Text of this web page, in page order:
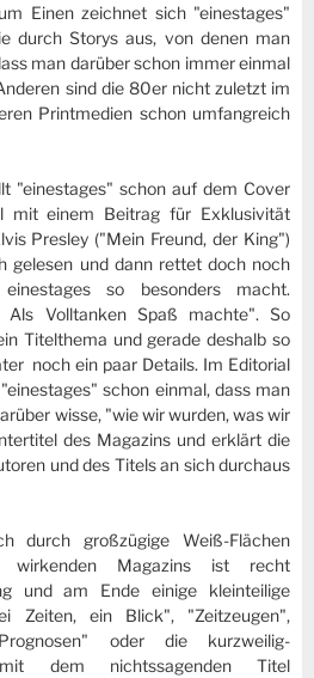
Einen zeichnet sich "einestages"
durch Storys aus, von denen man
man darüber schon immer einmal
sind die 80er nicht zuletzt im
Printmedien schon umfangreich
"einestages" schon auf dem Cover
mit einem Beitrag für Exklusivität
Presley ("Mein Freund, der King")
gelesen und dann rettet doch noch
so besonders macht.
Als Volltanken Spaß machte". So
Titelthema und gerade deshalb so
noch ein paar Details. Im Editorial
schon einmal, dass man
wisse, "wie wir wurden, was wir
des Magazins und erklärt die
und des Titels an sich durchaus
durch großzügige Weiß-Flächen
wirkenden Magazins ist recht
und am Ende einige kleinteilige
Zeiten, ein Blick", "Zeitzeugen",
oder die kurzweilig-
dem nichtssagenden Titel